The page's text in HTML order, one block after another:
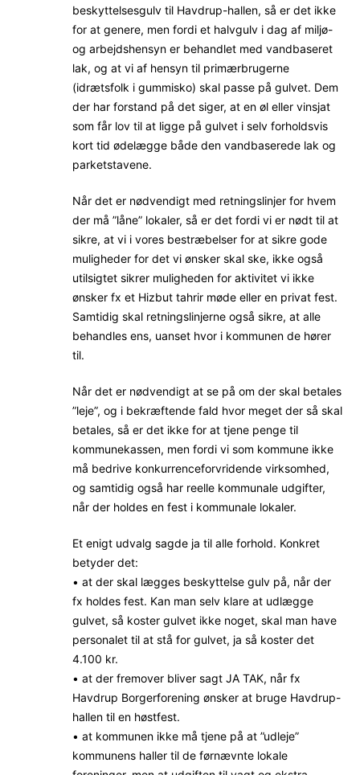
beskyttelsesgulv til Havdrup-hallen, så er det ikke
for at genere, men fordi et halvgulv i dag af miljø-
og arbejdshensyn er behandlet med vandbaseret
lak, og at vi af hensyn til primærbrugerne
(idrætsfolk i gummisko) skal passe på gulvet. Dem
der har forstand på det siger, at en øl eller vinsjat
som får lov til at ligge på gulvet i selv forholdsvis
kort tid ødelægge både den vandbaserede lak og
parketstavene.
Når det er nødvendigt med retningslinjer for hvem
der må ”låne” lokaler, så er det fordi vi er nødt til at
sikre, at vi i vores bestræbelser for at sikre gode
muligheder for det vi ønsker skal ske, ikke også
utilsigtet sikrer muligheden for aktivitet vi ikke
ønsker fx et Hizbut tahrir møde eller en privat fest.
Samtidig skal retningslinjerne også sikre, at alle
behandles ens, uanset hvor i kommunen de hører
til.
Når det er nødvendigt at se på om der skal betales
”leje”, og i bekræftende fald hvor meget der så skal
betales, så er det ikke for at tjene penge til
kommunekassen, men fordi vi som kommune ikke
må bedrive konkurrenceforvridende virksomhed,
og samtidig også har reelle kommunale udgifter,
når der holdes en fest i kommunale lokaler.
Et enigt udvalg sagde ja til alle forhold. Konkret
betyder det:
• at der skal lægges beskyttelse gulv på, når der
fx holdes fest. Kan man selv klare at udlægge
gulvet, så koster gulvet ikke noget, skal man have
personalet til at stå for gulvet, ja så koster det
4.100 kr.
• at der fremover bliver sagt JA TAK, når fx
Havdrup Borgerforening ønsker at bruge Havdrup-
hallen til en høstfest.
• at kommunen ikke må tjene på at ”udleje”
kommunens haller til de førnævnte lokale